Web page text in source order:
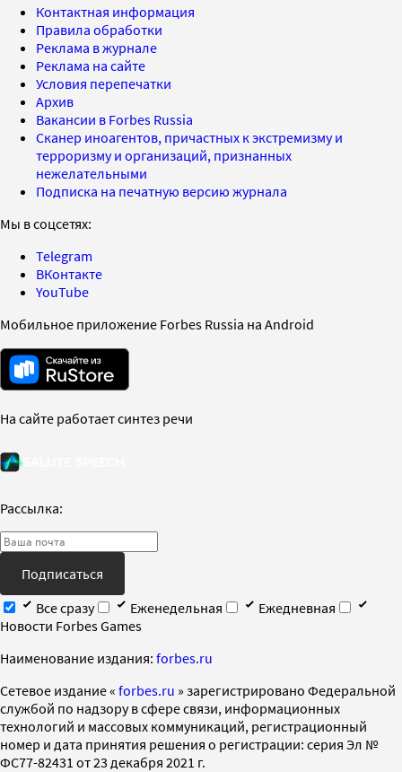
Контактная информация
Правила обработки
Реклама в журнале
Реклама на сайте
Условия перепечатки
Архив
Вакансии в Forbes Russia
Сканер иноагентов, причастных к экстремизму и
терроризму и организаций, признанных
нежелательными
Подписка на печатную версию журнала
Мы в соцсетях:
Telegram
ВКонтакте
YouTube
Мобильное приложение Forbes Russia на Android
На сайте работает синтез речи
Рассылка:
Подписаться
Все сразу
Еженедельная
Ежедневная
Новости Forbes Games
Наименование издания: forbes.ru
Cетевое издание « forbes.ru » зарегистрировано Федеральной
службой по надзору в сфере связи, информационных
технологий и массовых коммуникаций, регистрационный
номер и дата принятия решения о регистрации: серия Эл №
ФС77-82431 от 23 декабря 2021 г.